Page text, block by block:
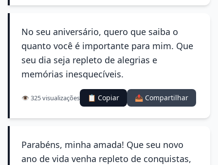
No seu aniversário, quero que saiba o
quanto você é importante para mim. Que
seu dia seja repleto de alegrias e
memórias inesquecíveis.
👁️ 325 visualizações 📋 Copiar 📤 Compartilhar
Parabéns, minha amada! Que seu novo
ano de vida venha repleto de conquistas,